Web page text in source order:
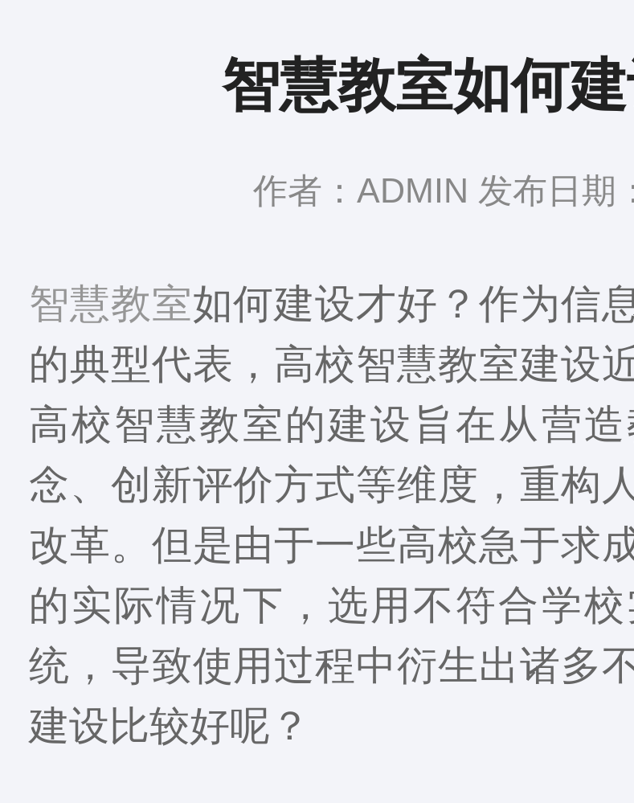
智慧教室如何
作者：ADMIN 发布日期
智慧教室如何建设才好？作为信
的典型代表，高校智慧教室建设
高校智慧教室的建设旨在从营
念、创新评价方式等维度，重构
改革。但是由于一些高校急于求
的实际情况下，选用不符合学
统，导致使用过程中衍生出诸多
建设比较好呢？